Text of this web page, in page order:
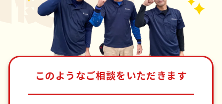
このようなご相談をいただきます